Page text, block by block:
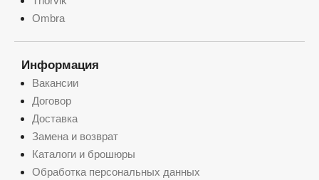
Ombra
Информация
Вакансии
Договор
Доставка
Замена и возврат
Каталоги и брошюры
Обработка персональных данных